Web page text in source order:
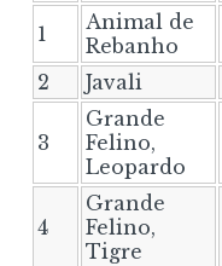
1
Animal de
Rebanho
2
Javali
3
Grande
Felino,
Leopardo
4
Grande
Felino,
Tigre